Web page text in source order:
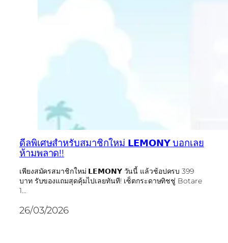
ดีลพิเศษสำหรับสมาชิกใหม่ 𝗟𝗘𝗠𝗢𝗡𝗬 บอกเลย
ห้ามพลาด!!
เพียงสมัครสมาชิกใหม่ 𝗟𝗘𝗠𝗢𝗡𝗬 วันนี้ แล้วช้อปครบ 399
บาท รับของแถมสุดคุ้มไปเลยทันที! เซ็ตกระดาษทิชชู่ Botare
1…
26/03/2026